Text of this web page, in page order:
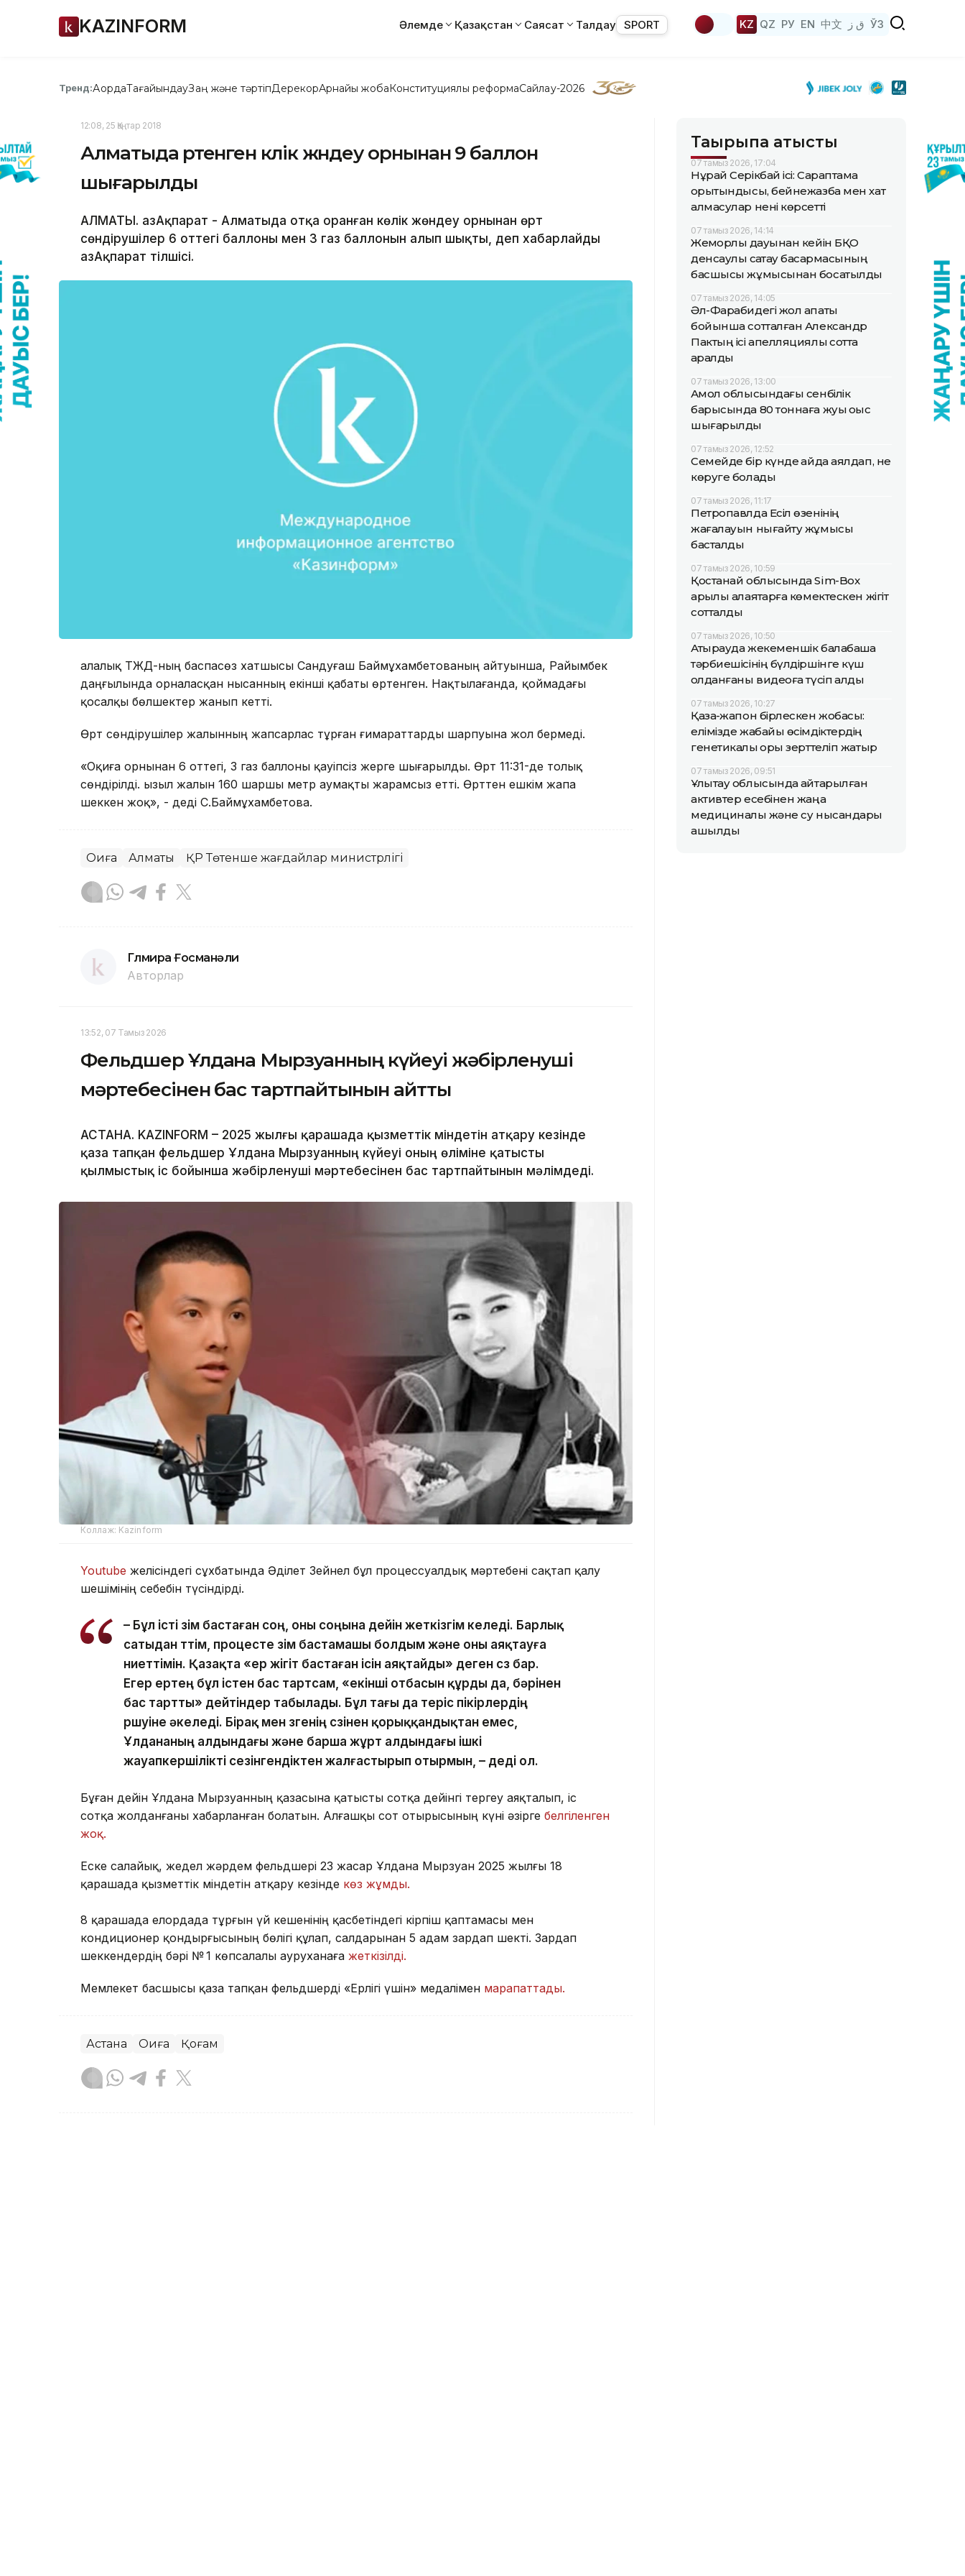
KAZINFORM Әлемде Қазақстан Саясат Талдау SPORT KZ QZ РУ EN 中文 ق ز ЎЗ
Тренд:АқордаТағайындауЗаң және тәртіпДерекқорАрнайы жобаКонституциялық реформаСайлау-2026
12:08, 25 Қаңтар 2018
Алматыда өртенген көлік жөндеу орнынан 9 баллон
шығарылды
АЛМАТЫ. ҚазАқпарат - Алматыда отқа оранған көлік жөндеу орнынан өрт
сөндірушілер 6 оттегі баллоны мен 3 газ баллонын алып шықты, деп хабарлайды
ҚазАқпарат тілшісі.
Қалалық ТЖД-ның баспасөз хатшысы Сандуғаш Баймұхамбетованың айтуынша, Райымбек
даңғылында орналасқан нысанның екінші қабаты өртенген. Нақтылағанда, қоймадағы
қосалқы бөлшектер жанып кетті.
Өрт сөндірушілер жалынның жапсарлас тұрған ғимараттарды шарпуына жол бермеді.
«Оқиға орнынан 6 оттегі, 3 газ баллоны қауіпсіз жерге шығарылды. Өрт 11:31-де толық
сөндірілді. Қызыл жалын 160 шаршы метр аумақты жарамсыз етті. Өрттен ешкім жапа
шеккен жоқ», - деді С.Баймұхамбетова.
Оқиға Алматы ҚР Төтенше жағдайлар министрлігі
Гүлмира Ғосманәли
Авторлар
13:52, 07 Тамыз 2026
Фельдшер Ұлдана Мырзуанның күйеуі жәбірленуші
мәртебесінен бас тартпайтынын айтты
АСТАНА. KAZINFORM – 2025 жылғы қарашада қызметтік міндетін атқару кезінде
қаза тапқан фельдшер Ұлдана Мырзуанның күйеуі оның өліміне қатысты
қылмыстық іс бойынша жәбірленуші мәртебесінен бас тартпайтынын мәлімдеді.
Коллаж: Kazinform
Youtube желісіндегі сұхбатында Әділет Зейнел бұл процессуалдық мәртебені сақтап қалу
шешімінің себебін түсіндірді.
– Бұл істі өзім бастаған соң, оны соңына дейін жеткізгім келеді. Барлық
сатыдан өттім, процесте өзім бастамашы болдым және оны аяқтауға
ниеттімін. Қазақта «ер жігіт бастаған ісін аяқтайды» деген сөз бар.
Егер ертең бұл істен бас тартсам, «екінші отбасын құрды да, бәрінен
бас тартты» дейтіндер табылады. Бұл тағы да теріс пікірлердің
өршуіне әкеледі. Бірақ мен өзгенің сөзінен қорыққандықтан емес,
Ұлдананың алдындағы және барша жұрт алдындағы ішкі
жауапкершілікті сезінгендіктен жалғастырып отырмын, – деді ол.
Бұған дейін Ұлдана Мырзуанның қазасына қатысты сотқа дейінгі тергеу аяқталып, іс
сотқа жолданғаны хабарланған болатын. Алғашқы сот отырысының күні әзірге белгіленген
жоқ.
Еске салайық, жедел жәрдем фельдшері 23 жасар Ұлдана Мырзуан 2025 жылғы 18
қарашада қызметтік міндетін атқару кезінде көз жұмды.
8 қарашада елордада тұрғын үй кешенінің қасбетіндегі кірпіш қаптамасы мен
кондиционер қондырғысының бөлігі құлап, салдарынан 5 адам зардап шекті. Зардап
шеккендердің бәрі № 1 көпсалалы ауруханаға жеткізілді.
Мемлекет басшысы қаза тапқан фельдшерді «Ерлігі үшін» медалімен марапаттады.
Астана Оқиға Қоғам
Тақырыпқа қатысты
07 тамыз 2026, 17:04
Нұрай Серікбай ісі: Сараптама
қорытындысы, бейнежазба мен хат
алмасулар нені көрсетті
07 тамыз 2026, 14:14
Жемқорлық дауынан кейін БҚО
денсаулық сақтау басқармасының
басшысы жұмысынан босатылды
07 тамыз 2026, 14:05
Әл-Фарабидегі жол апаты
бойынша сотталған Александр
Пактың ісі апелляциялық сотта
қаралды
07 тамыз 2026, 13:00
Ақмол облысындағы сенбілік
барысында 80 тоннаға жуық қоқыс
шығарылды
07 тамыз 2026, 12:52
Семейде бір күнде қайда аялдап, не
көруге болады
07 тамыз 2026, 11:17
Петропавлда Есіл өзенінің
жағалауын нығайту жұмысы
басталды
07 тамыз 2026, 10:59
Қостанай облысында Sim-Box
арқылы алаяқтарға көмектескен жігіт
сотталды
07 тамыз 2026, 10:50
Атырауда жекеменшік балабақша
тәрбиешісінің бүлдіршінге күш
қолданғаны видеоға түсіп қалды
07 тамыз 2026, 10:27
Қазақ-жапон бірлескен жобасы:
елімізде жабайы өсімдіктердің
генетикалық қоры зерттеліп жатыр
07 тамыз 2026, 09:51
Ұлытау облысында қайтарылған
активтер есебінен жаңа
медициналық және су нысандары
ашылды